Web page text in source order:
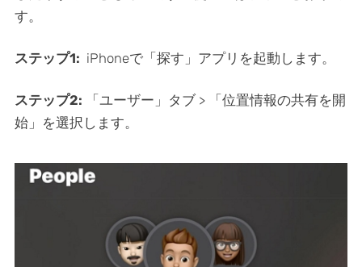
す。
ステップ1: iPhoneで「探す」アプリを起動します。
ステップ2:
「ユーザー」タブ > 「位置情報の共有を開
始」を選択します。